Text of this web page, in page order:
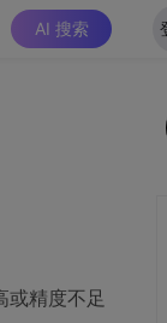
AI 搜索
或精度不足